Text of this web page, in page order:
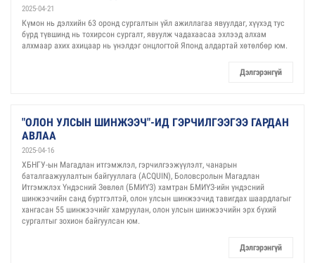
2025-04-21
Күмон нь дэлхийн 63 оронд сургалтын үйл ажиллагаа явуулдаг, хүүхэд тус
бүрд түвшинд нь тохирсон сургалт, явуулж чадахаасаа эхлээд алхам
алхмаар ахих ахицаар нь үнэлдэг онцлогтой Японд алдартай хөтөлбөр юм.
Дэлгэрэнгүй
"ОЛОН УЛСЫН ШИНЖЭЭЧ"-ИД ГЭРЧИЛГЭЭГЭЭ ГАРДАН
АВЛАА
2025-04-16
ХБНГУ-ын Магадлан итгэмжлэл, гэрчилгээжүүлэлт, чанарын
баталгаажуулалтын байгууллага (ACQUIN), Боловсролын Магадлан
Итгэмжлэх Үндэсний Зөвлөл (БМИҮЗ) хамтран БМИҮЗ-ийн үндэсний
шинжээчийн санд бүртгэлтэй, олон улсын шинжээчид тавигдах шаардлагыг
хангасан 55 шинжээчийг хамруулан, олон улсын шинжээчийн эрх бүхий
сургалтыг зохион байгуулсан юм.
Дэлгэрэнгүй